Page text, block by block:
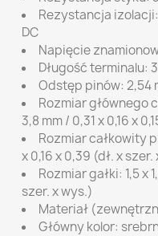
Rezystancja
DC
Napięcie
Długość terminalu:
Odstęp pinów: 2,54
Rozmiar głównego
3,8 mm / 0,31 x 0,16 x
Rozmiar całkowity
x 0,16 x 0,39 (dł. x szer.
Rozmiar gałki: 1,5 x
szer. x wys.)
Materiał
Główny kolor: